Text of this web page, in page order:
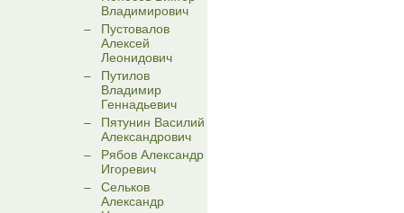
Владимирович
Пустовалов
Алексей
Леонидович
Путилов
Владимир
Геннадьевич
Пятунин Василий
Александрович
Рябов Александр
Игоревич
Сельков
Александр